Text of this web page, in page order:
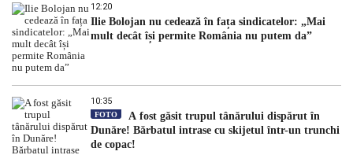
12:20
Ilie Bolojan nu cedează în fața sindicatelor: „Mai
mult decât își permite România nu putem da”
10:35
FOTO
A fost găsit trupul tânărului dispărut în
Dunăre! Bărbatul intrase cu skijetul într-un trunchi
de copac!